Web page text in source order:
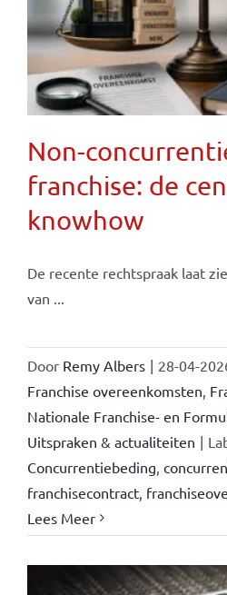
Non-
franchise: de
knowhow
De recente rechtspraak laat
van ...
Door Remy Albers | 28-04-
Franchise overeenkomsten
Nationale Franchise- en
Uitspraken & actualiteiten |
Concurrentiebeding
franchisecontract,
Lees Meer